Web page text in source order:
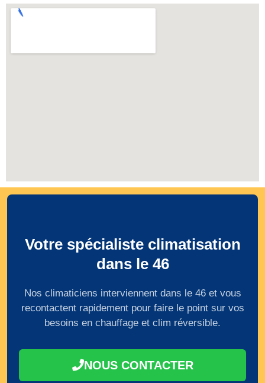
Votre spécialiste climatisation
dans le 46
Nos climaticiens interviennent dans le 46 et vous
recontactent rapidement pour faire le point sur vos
besoins en chauffage et clim réversible.
NOUS CONTACTER